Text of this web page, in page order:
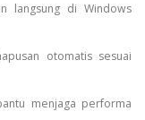
langsung di Windows
otomatis sesuai
menjaga performa